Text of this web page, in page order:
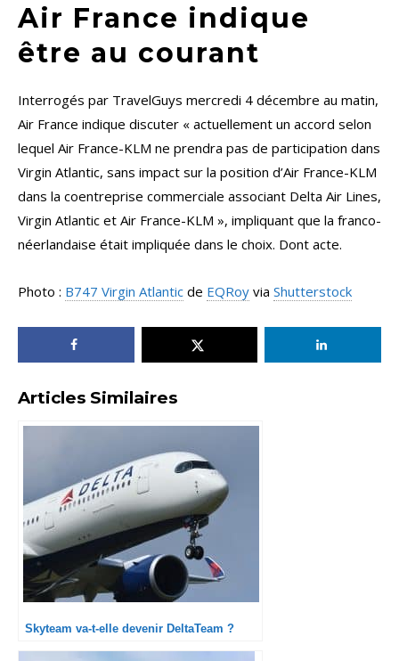
Air France indique
être au courant
Interrogés par TravelGuys mercredi 4 décembre au matin,
Air France indique discuter « actuellement un accord selon
lequel Air France-KLM ne prendra pas de participation dans
Virgin Atlantic, sans impact sur la position d’Air France-KLM
dans la coentreprise commerciale associant Delta Air Lines,
Virgin Atlantic et Air France-KLM », impliquant que la franco-
néerlandaise était impliquée dans le choix. Dont acte.
Photo : B747 Virgin Atlantic de EQRoy via Shutterstock
Articles Similaires
Skyteam va-t-elle devenir DeltaTeam ?